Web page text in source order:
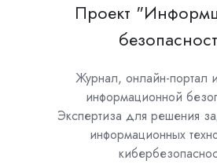
Проект
Журнал, онлайн-портал
информационной
Экспертиза для решения
информационных